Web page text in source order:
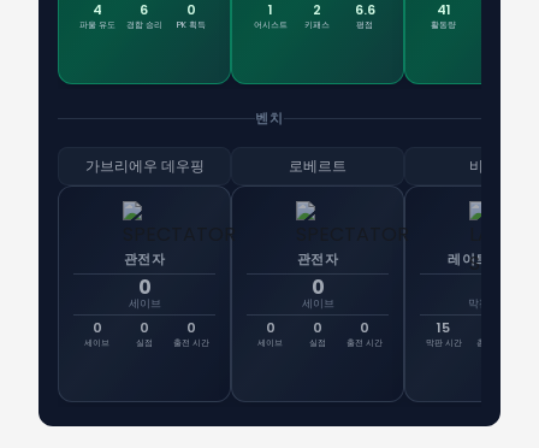
4
파울 유도
6
경합 승리
0
PK 획득
1
어시스트
2
키패스
6.6
평점
41
활동량
벤치
가브리에우 데우핑
관전자
0
세이브
0
세이브
0
실점
0
출전 시간
로베르트
관전자
0
세이브
0
세이브
0
실점
0
출전 시간
비투르
레이트 시프트
막판 시간
15
막판 시간 총 시간